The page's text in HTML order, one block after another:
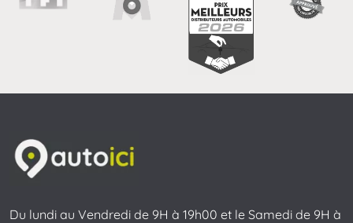
Du lundi au Vendredi de 9H à 19h00 et le Samedi de 9H à